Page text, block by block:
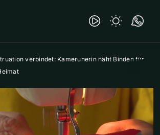
verbindet: Kamerunerin näht Binden für